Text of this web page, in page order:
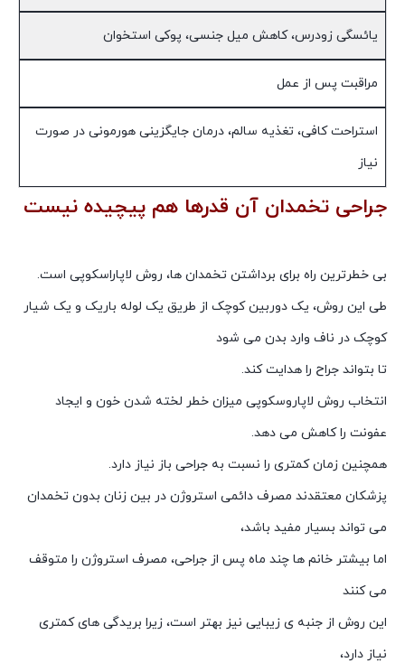
یائسگی زودرس، کاهش میل جنسی، پوکی استخوان
مراقبت پس از عمل
استراحت کافی، تغذیه سالم، درمان جایگزینی هورمونی در صورت
نیاز
جراحی تخمدان آن قدرها هم پیچیده نیست
بی خطرترین راه برای برداشتن تخمدان ها، روش لاپاراسکوپی است.
طی این روش، یک دوربین کوچک از طریق یک لوله باریک و یک شیار
کوچک در ناف وارد بدن می شود
تا بتواند جراح را هدایت کند.
انتخاب روش لاپاروسکوپی میزان خطر لخته شدن خون و ایجاد
عفونت را کاهش می دهد.
همچنین زمان کمتری را نسبت به جراحی باز نیاز دارد.
پزشکان معتقدند مصرف دائمی استروژن در بین زنان بدون تخمدان
می تواند بسیار مفید باشد،
اما بیشتر خانم ها چند ماه پس از جراحی، مصرف استروژن را متوقف
می کنند
این روش از جنبه ی زیبایی نیز بهتر است، زیرا بریدگی های کمتری
نیاز دارد،